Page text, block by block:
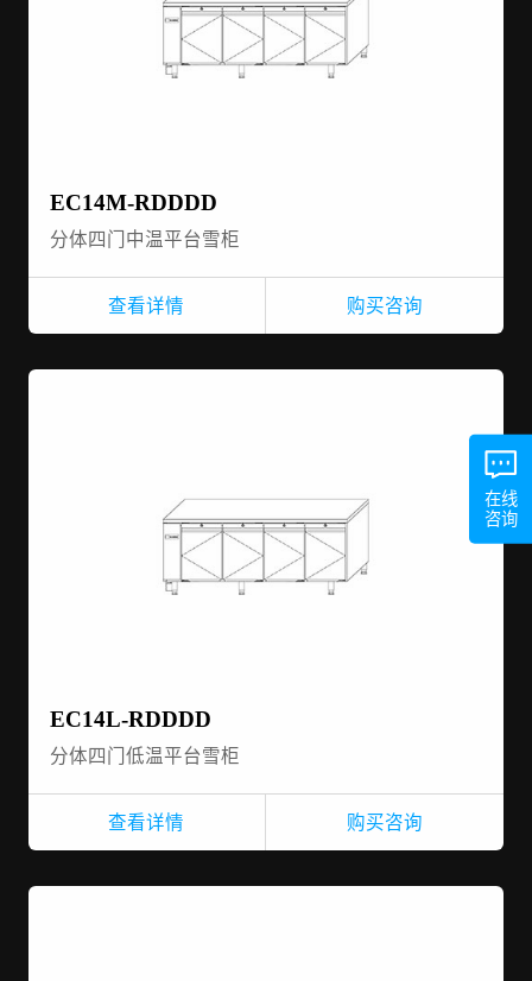
EC14M-RDDDD
分体四门中温平台雪柜
查看详情 购买咨询
EC14L-RDDDD
分体四门低温平台雪柜
查看详情 购买咨询
在线
咨询